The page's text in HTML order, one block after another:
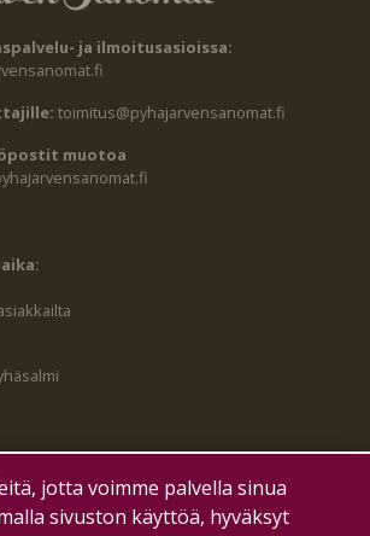
ja ilmoitusasioissa:
toimitus@pyhajarvensanomat.fi
muotoa
jotta voimme palvella sinua
sivuston käyttöä, hyväksyt